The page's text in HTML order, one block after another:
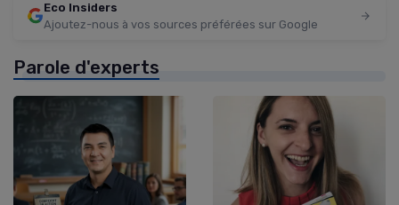
Eco Insiders
Ajoutez-nous à vos sources préférées sur Google
Parole d'experts